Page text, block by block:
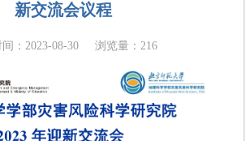
新交流会议程
：2023-08-30 浏览量：216